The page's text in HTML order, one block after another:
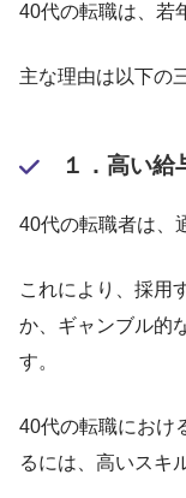
40代の転職は、若
主な理由は以下の
１．高い給
40代の転職者は、
これにより、採用
か、ギャンブル的
す。
40代の転職におけ
るには、高いスキ